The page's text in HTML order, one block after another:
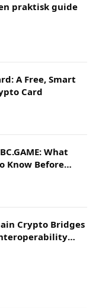
praktisk guide
A Free, Smart
Card
What
Know Before
Crypto Bridges